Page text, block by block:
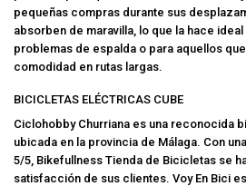
pequeñas compras durante sus
absorben de maravilla, lo que la hace
problemas de espalda o para aquellos
comodidad en rutas largas.
BICICLETAS ELÉCTRICAS CUBE
Ciclohobby Churriana es una reconocida
ubicada en la provincia de Málaga. Con
5/5, Bikefullness Tienda de Bicicletas se
satisfacción de sus clientes. Voy En Bici